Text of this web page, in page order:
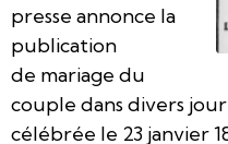
presse annonce la
publication
de mariage du
couple dans divers
célébrée le 23 janvier